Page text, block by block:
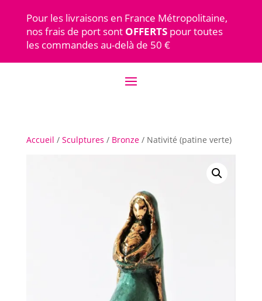
Pour les livraisons en France Métropolitaine,
nos frais de port sont OFFERTSpour toutes
les commandes au-delà de 50 €
Accueil / Sculptures / Bronze/ Nativité (patine verte)